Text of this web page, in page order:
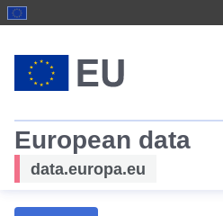
European data
data.europa.eu